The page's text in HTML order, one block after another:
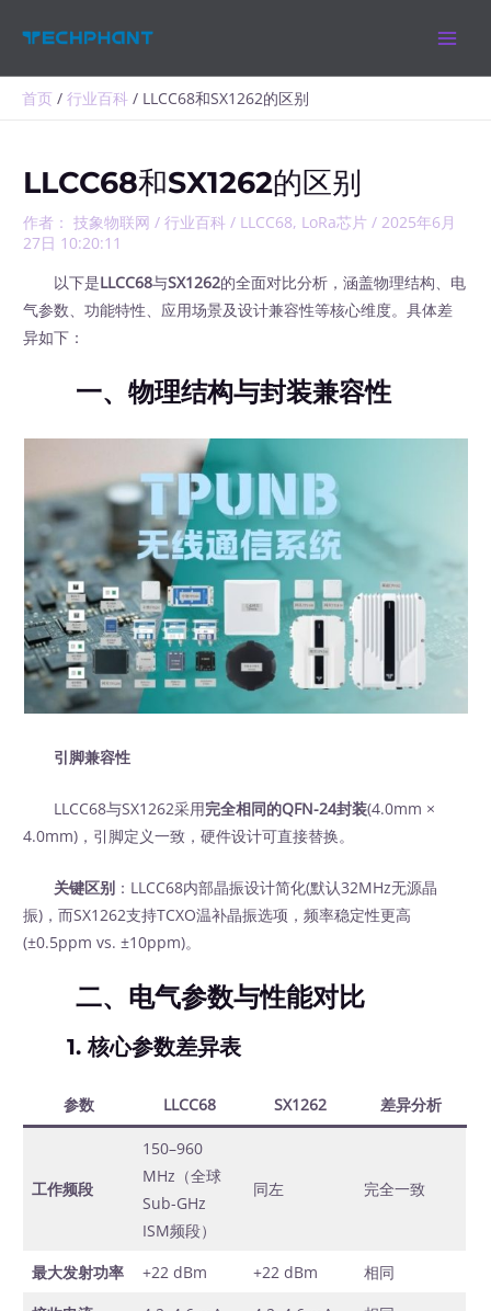
首页 行业百科 LLCC68和SX1262的区别
LLCC68和SX1262的区别
作者： 技象物联网/行业百科 / LLCC68, LoRa芯片 /2025年6月
27日 10:20:11
以下是LLCC68与SX1262的全面对比分析，涵盖物理结构、电
气参数、功能特性、应用场景及设计兼容性等核心维度。具体差
异如下：
一、物理结构与封装兼容性
引脚兼容性
LLCC68与SX1262采用完全相同的QFN-24封装(4.0mm ×
4.0mm)，引脚定义一致，硬件设计可直接替换。
关键区别 ：LLCC68内部晶振设计简化(默认32MHz无源晶
振)，而SX1262支持TCXO温补晶振选项，频率稳定性更高
(±0.5ppm vs. ±10ppm)。
二、电气参数与性能对比
1.核心参数差异表
参数 LLCC68 SX1262 差异分析
工作频段
150–960
MHz（全球
Sub-GHz
ISM频段）
同左 完全一致
最大发射功率 +22 dBm +22 dBm
相同